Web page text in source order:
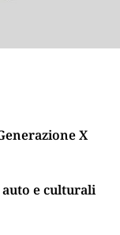
X
auto e culturali